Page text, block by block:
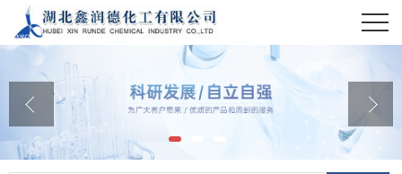
公司首页
公司介绍
公司动态